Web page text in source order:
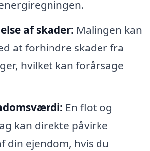
af skader: Malingen kan
at forhindre skader fra
hvilket kan forårsage
En flot og
kan direkte påvirke
din ejendom, hvis du